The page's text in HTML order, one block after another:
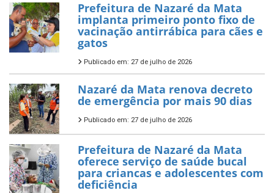
Prefeitura de Nazaré da Mata
implanta primeiro ponto fixo de
vacinação antirrábica para cães e
gatos
Publicado em: 27 de julho de 2026
Nazaré da Mata renova decreto
de emergência por mais 90 dias
Publicado em: 27 de julho de 2026
Prefeitura de Nazaré da Mata
oferece serviço de saúde bucal
para criancas e adolescentes com
deficiência